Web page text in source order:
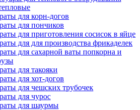
для корн-догов
для пончиков
для приготовления сосисок в яйце
для для производства фрикаделек
для сахарной ваты попкорна и
для такояки
для хот-догов
для чешских трубочек
для чурос
для шаурмы